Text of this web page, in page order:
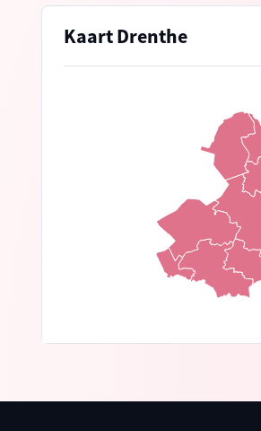
Kaart Drenthe